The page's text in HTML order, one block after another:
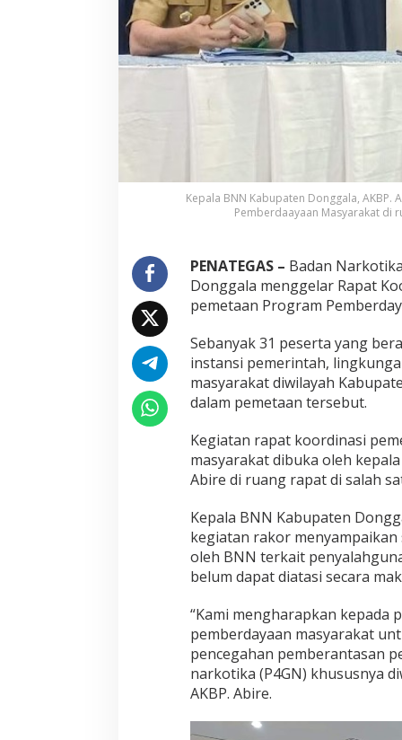
r
P
e
m
e
o
g
r
P
e
m
b
r
d
a
y
a
n
M
a
s
a
a
k
a
Kepala BNN Kabupaten Donggala,
Pemberdaayaan Masyarakat di
PENATEGAS – Badan
Donggala menggelar Rapat
pemetaan Program
Sebanyak 31 peserta yang
instansi pemerintah,
masyarakat diwilayah
dalam pemetaan tersebut.
Kegiatan rapat koordinasi
masyarakat dibuka oleh
Abire di ruang rapat di salah
Kepala BNN Kabupaten
kegiatan rakor
oleh BNN terkait
belum dapat diatasi secara
“Kami mengharapkan
pemberdayaan masyarakat
pencegahan pemberantasan
narkotika (P4GN) khususnya
AKBP. Abire.